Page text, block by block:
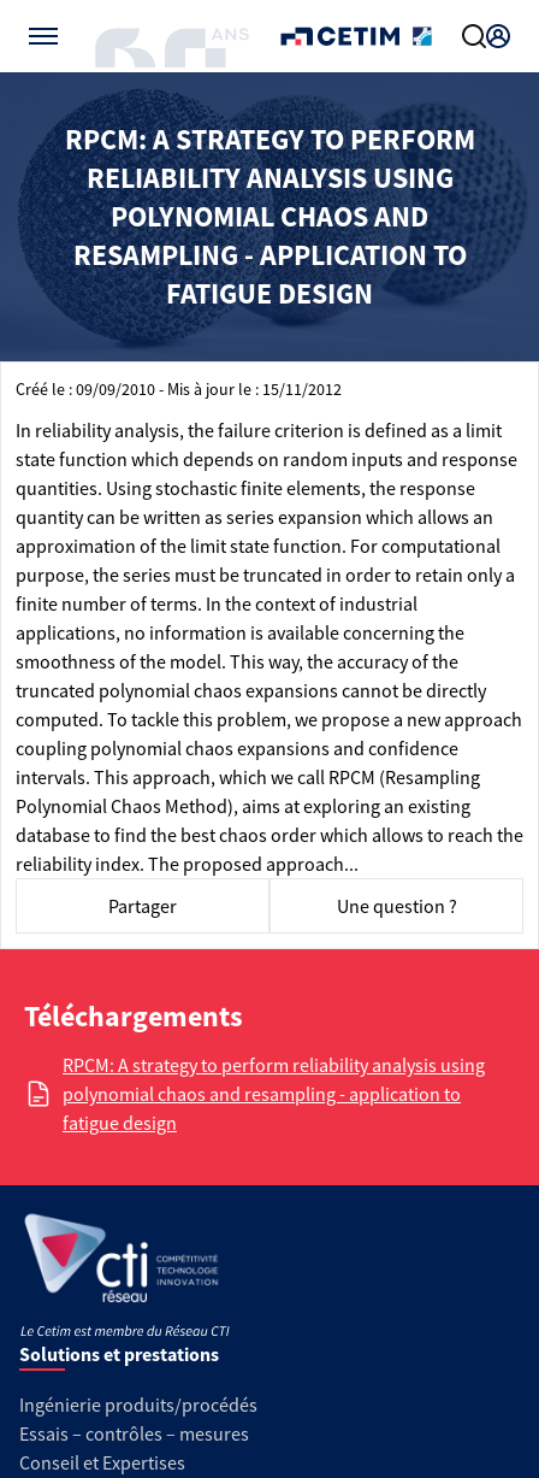
RPCM: A STRATEGY TO PERFORM
RELIABILITY ANALYSIS USING
POLYNOMIAL CHAOS AND
RESAMPLING - APPLICATION TO
FATIGUE DESIGN
Créé le : 09/09/2010 - Mis à jour le : 15/11/2012
In reliability analysis, the failure criterion is defined as a limit
state function which depends on random inputs and response
quantities. Using stochastic finite elements, the response
quantity can be written as series expansion which allows an
approximation of the limit state function. For computational
purpose, the series must be truncated in order to retain only a
finite number of terms. In the context of industrial
applications, no information is available concerning the
smoothness of the model. This way, the accuracy of the
truncated polynomial chaos expansions cannot be directly
computed. To tackle this problem, we propose a new approach
coupling polynomial chaos expansions and confidence
intervals. This approach, which we call RPCM (Resampling
Polynomial Chaos Method), aims at exploring an existing
database to find the best chaos order which allows to reach the
reliability index. The proposed approach...
Partager
Une question ?
Téléchargements
RPCM: A strategy to perform reliability analysis using
polynomial chaos and resampling - application to
fatigue design
Solutions et prestations
Ingénierie produits/procédés
Essais – contrôles – mesures
Conseil et Expertises